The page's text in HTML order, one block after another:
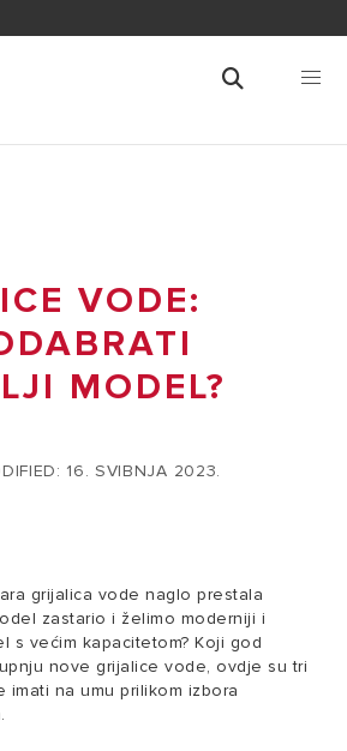
VODE:
MODEL?
16. SVIBNJA 2023.
grijalica vode naglo prestala
zastario i želimo moderniji i
s većim kapacitetom? Koji god
nove grijalice vode, ovdje su tri
imati na umu prilikom izbora